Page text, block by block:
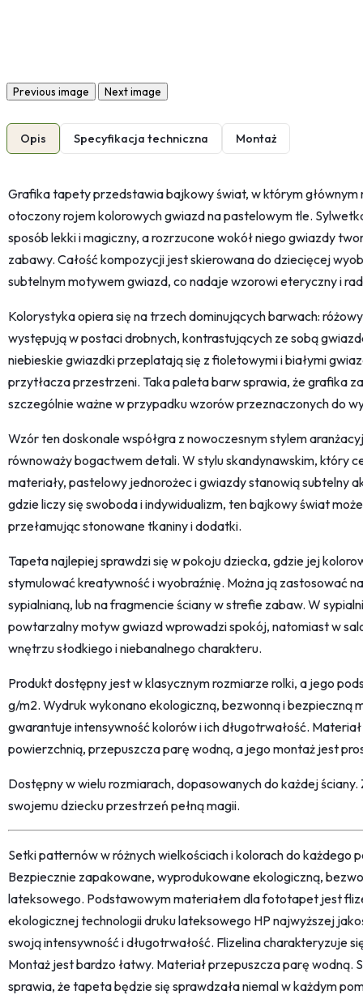
Previous image Next image
Opis Specyfikacja techniczna Montaż
Grafika tapety przedstawia bajkowy świat, w którym
otoczony rojem kolorowych gwiazd na pastelowym tle.
sposób lekki i magiczny, a rozrzucone wokół niego gwiazdy
zabawy. Całość kompozycji jest skierowana do dziecięcej
subtelnym motywem gwiazd, co nadaje wzorowi eteryczny i
Kolorystyka opiera się na trzech dominujących barwach:
występują w postaci drobnych, kontrastujących ze sobą
niebieskie gwiazdki przeplatają się z fioletowymi i białymi
przytłacza przestrzeni. Taka paleta barw sprawia, że grafika
szczególnie ważne w przypadku wzorów przeznaczonych do
Wzór ten doskonale współgra z nowoczesnym stylem
równoważy bogactwem detali. W stylu skandynawskim, który
materiały, pastelowy jednorożec i gwiazdy stanowią subtelny
gdzie liczy się swoboda i indywidualizm, ten bajkowy świat
przełamując stonowane tkaniny i dodatki.
Tapeta najlepiej sprawdzi się w pokoju dziecka, gdzie jej
stymulować kreatywność i wyobraźnię. Można ją zastosować
sypialnianą, lub na fragmencie ściany w strefie zabaw. W
powtarzalny motyw gwiazd wprowadzi spokój, natomiast w
wnętrzu słodkiego i niebanalnego charakteru.
Produkt dostępny jest w klasycznym rozmiarze rolki, a jego
g/m2. Wydruk wykonano ekologiczną, bezwonną i bezpieczną
gwarantuje intensywność kolorów i ich długotrwałość.
powierzchnią, przepuszcza parę wodną, a jego montaż jest
Dostępny w wielu rozmiarach, dopasowanych do każdej
swojemu dziecku przestrzeń pełną magii.
Setki patternów w różnych wielkościach i kolorach do każdego
Bezpiecznie zapakowane, wyprodukowane ekologiczną,
lateksowego. Podstawowym materiałem dla fototapet jest
ekologicznej technologii druku lateksowego HP najwyższej
swoją intensywność i długotrwałość. Flizelina charakteryzuje
Montaż jest bardzo łatwy. Materiał przepuszcza parę wodną.
sprawia, że tapeta będzie się sprawdzała niemal w każdym